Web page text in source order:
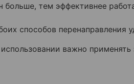
тем эффективнее
способов перенаправления
важно